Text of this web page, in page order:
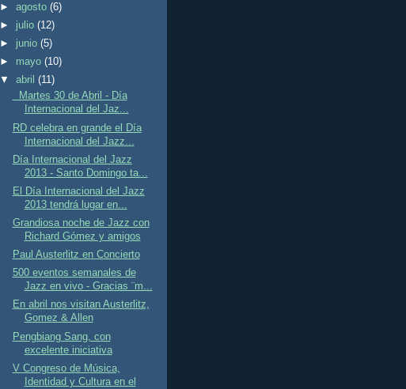
►agosto(6)
► julio(12)
► junio(5)
► mayo(10)
▼abril(11)
Martes 30 de Abril - Día
Internacional del Jaz...
RD celebra en grande el Día
Internacional del Jazz...
Día Internacional del Jazz
2013 - Santo Domingo ta...
El Día Internacional del Jazz
2013 tendrá lugar en...
Grandiosa noche de Jazz con
Richard Gómez y amigos
Paul Austerlitz en Concierto
500 eventos semanales de
Jazz en vivo - Gracias ¨m...
En abril nos visitan Austerlitz,
Gomez & Allen
Pengbiang Sang, con
excelente iniciativa
V Congreso de Música,
Identidad y Cultura en el